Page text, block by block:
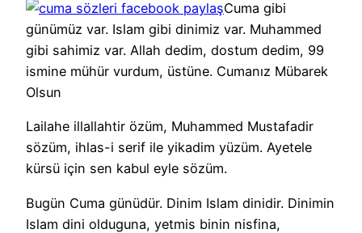
Cuma gibi
günümüz var. Islam gibi dinimiz var. Muhammed
gibi sahimiz var. Allah dedim, dostum dedim, 99
ismine mühür vurdum, üstüne. Cumanız Mübarek
Olsun
Lailahe illallahtir özüm, Muhammed Mustafadir
sözüm, ihlas-i serif ile yikadim yüzüm. Ayetele
kürsü için sen kabul eyle sözüm.
Bugün Cuma günüdür. Dinim Islam dinidir. Dinimin
Islam dini olduguna, yetmis binin nisfina,